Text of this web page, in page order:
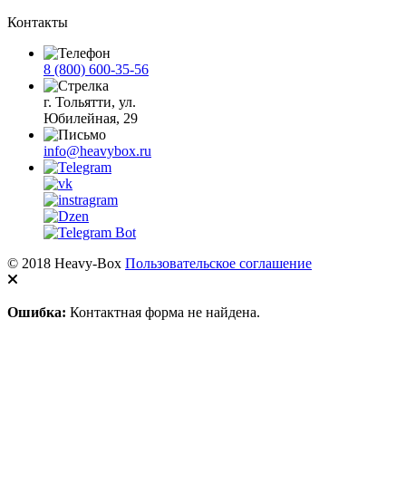
Контакты
8 (800) 600-35-56
г. Тольятти, ул.
Юбилейная, 29
info@heavybox.ru
© 2018 Heavy-Box Пользовательское соглашение
Ошибка: Контактная форма не найдена.